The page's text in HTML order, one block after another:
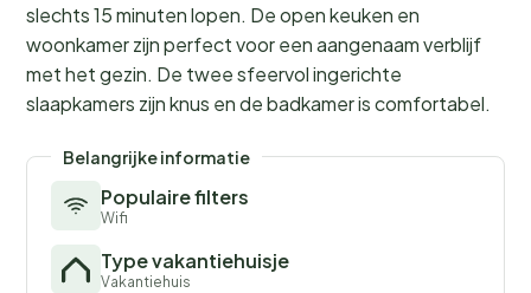
slechts 15 minuten lopen. De open keuken en
woonkamer zijn perfect voor een aangenaam verblijf
met het gezin. De twee sfeervol ingerichte
slaapkamers zijn knus en de badkamer is comfortabel.
Belangrijke informatie
Populaire filters
Wifi
Type vakantiehuisje
Vakantiehuis